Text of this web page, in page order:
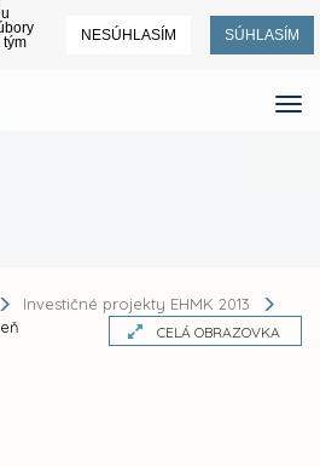
tým
NESÚHLASÍM SÚHLASÍM
Investičné projekty EHMK 2013
CELÁ OBRAZOVKA